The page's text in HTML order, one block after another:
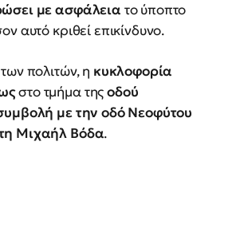
με ασφάλεια το ύποπτο
αυτό κριθεί επικίνδυνο.
πολιτών, η κυκλοφορία
στο τμήμα τηςοδού
με την οδό Νεοφύτου
Μιχαήλ Βόδα.